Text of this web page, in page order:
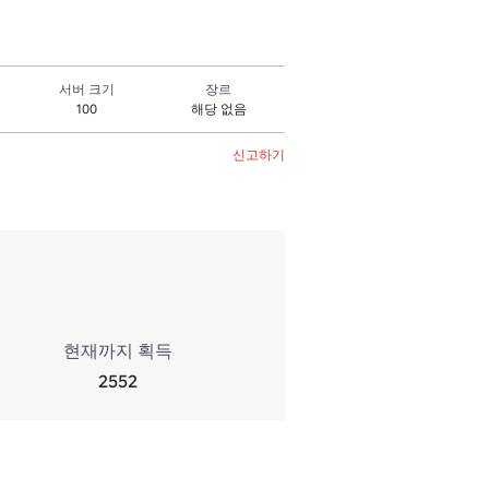
서버 크기
100
장르
해당 없음
신고하기
현재까지 획득
2552